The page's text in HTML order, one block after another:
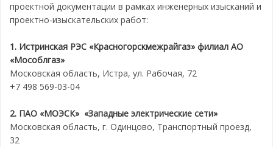
проектной документации в рамках инженерных изысканий и
проектно-изыскательских работ:
1. Истринская РЭС «Красногорскмежрайгаз» филиал АО
«Мособлгаз»
Московская область, Истра, ул. Рабочая, 72
+7 498 569-03-04
2. ПАО «МОЭСК» «Западные электрические сети»
Московская область, г. Одинцово, Транспортный проезд,
32